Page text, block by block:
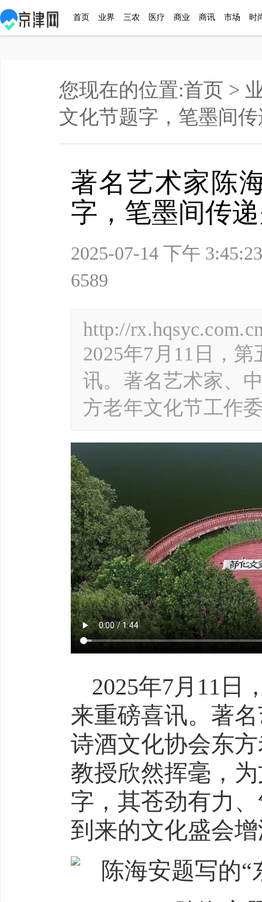
首页 业界 三农 医疗 商业 商讯 市场 时
您现在的位置:首页 >
文化节题字，笔墨间
著名艺术家陈
字，笔墨间传
2025-07-14 下午
6589
http://
2025年7月11日，
讯。著名艺术家、
方老年文化节工作
2025年7月11日
来重磅喜讯。著
诗酒文化协会东
教授欣然挥毫，
字，其苍劲有力
到来的文化盛会